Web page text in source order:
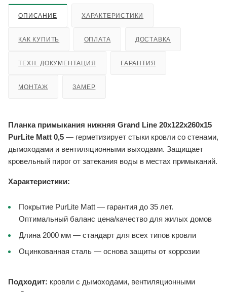
ОПИСАНИЕ ХАРАКТЕРИСТИКИ
КАК КУПИТЬ ОПЛАТА ДОСТАВКА
ТЕХН. ДОКУМЕНТАЦИЯ ГАРАНТИЯ
МОНТАЖ ЗАМЕР
Планка примыкания нижняя Grand Line 20x122x260x15
PurLite Matt 0,5 — герметизирует стыки кровли со стенами,
дымоходами и вентиляционными выходами. Защищает
кровельный пирог от затекания воды в местах примыканий.
Характеристики:
Покрытие PurLite Matt — гарантия до 35 лет.
Оптимальный баланс цена/качество для жилых домов
Длина 2000 мм — стандарт для всех типов кровли
Оцинкованная сталь — основа защиты от коррозии
Подходит: кровли с дымоходами, вентиляционными